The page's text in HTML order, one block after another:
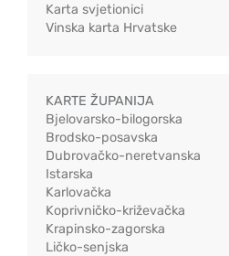
Karta svjetionici
Vinska karta Hrvatske
KARTE ŽUPANIJA
Bjelovarsko-bilogorska
Brodsko-posavska
Dubrovačko-neretvanska
Istarska
Karlovačka
Koprivničko-križevačka
Krapinsko-zagorska
Ličko-senjska